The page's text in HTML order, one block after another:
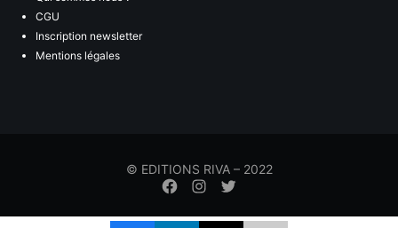
CGU
Inscription newsletter
Mentions légales
© EDITIONS RIVA – 2022
Élément
menude
de